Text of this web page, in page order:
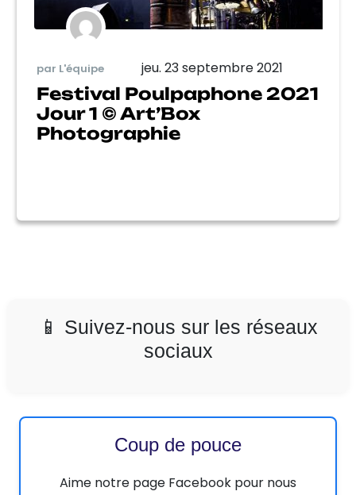
par L'équipe jeu. 23 septembre 2021
Festival Poulpaphone 2021
Jour 1 © Art’Box
Photographie
📱 Suivez-nous sur les réseaux
sociaux
Coup de pouce
Aime notre page Facebook pour nous